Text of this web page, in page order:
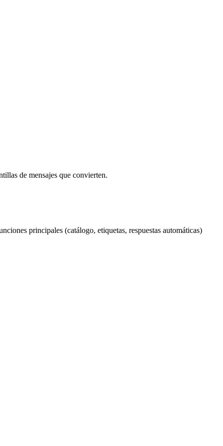
de mensajes que convierten.
principales (catálogo, etiquetas, respuestas automáticas)